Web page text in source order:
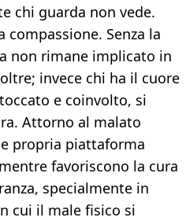
chi guarda non vede.
compassione. Senza la
non rimane implicato in
invece chi ha il cuore
e coinvolto, si
Attorno al malato
propria piattaforma
favoriscono la cura
specialmente in
cui il male fisico si